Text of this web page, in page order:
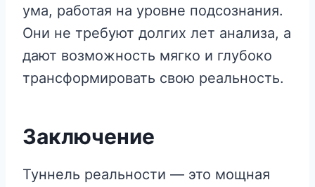
ума, работая на уровне подсознания.
Они не требуют долгих лет анализа, а
дают возможность мягко и глубоко
трансформировать свою реальность.
Заключение
Туннель реальности — это мощная